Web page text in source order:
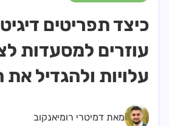
כיצד תפריטים
עוזרים למסעדות
עלויות ולהגדיל
מאת דמיטרי רומיאנקוב